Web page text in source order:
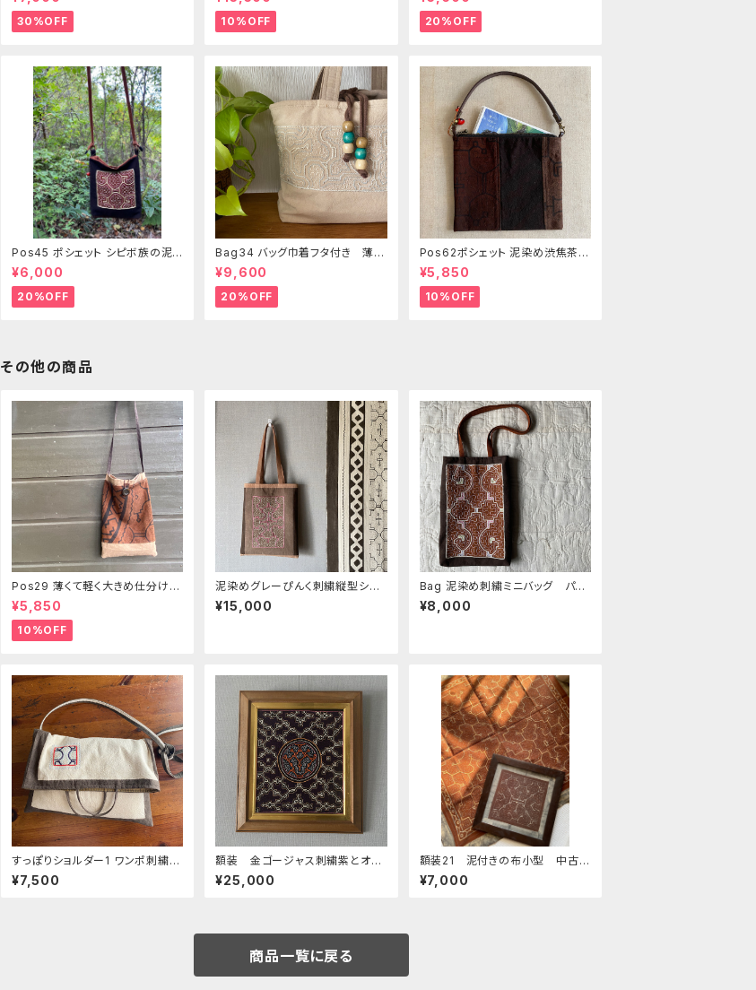
ッグ 先住民族 工芸 手刺繍 S
hipibo bag 手仕事
30%OFF
島の車輪梅色 シピボバック
10%OFF 20%OFF
Pos45 ポシェット シピボ族の泥
染め刺繍のショルダー
¥6,000
20%OFF
Bag34 バッグ巾着フタ付き 薄い
ピンク系ベージュ シピボ族の手刺
繍シャーベットカラー
¥9,600
20%OFF
Pos62ポシェット 泥染め渋焦茶フ
ァスナーポーチ 20x18cm 渋い
泥染めアレンジ 男性用小物入
れ 暇の付け替え可能
¥5,850
10%OFF
その他の商品
Pos29 薄くて軽く大きめ仕分けポ
シェット シピボ族の泥染め 世
界の民藝布
¥5,850
10%OFF
泥染めグレーぴんく刺繍縦型ショ
ルダー 30x39cm シピボ族の泥
染め 先住民族 民藝
¥15,000
Bag 泥染め刺繍ミニバッグ パス
テルカラー 柔らかい縦長バッグ
¥8,000
すっぽりショルダー1 ワンポ刺繍白
シピボ族の泥染め
¥7,500
額装 金ゴージャス刺繍紫とオレ
ンジ シピボ族の刺繍 泥染め
民藝のある暮らし インテリア雑
¥25,000
額装21 泥付きの布小型 中古の
額ガラス入り
¥7,000
商品一覧に戻る